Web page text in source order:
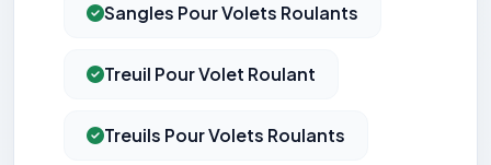
Sangles Pour Volets Roulants
Treuil Pour Volet Roulant
Treuils Pour Volets Roulants